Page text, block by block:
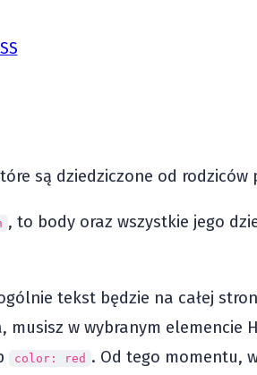
są dziedziczone od rodziców
, to body oraz wszystkie jego
tekst będzie na całej
musisz w wybranym elemencie
color: red . Od tego momentu,